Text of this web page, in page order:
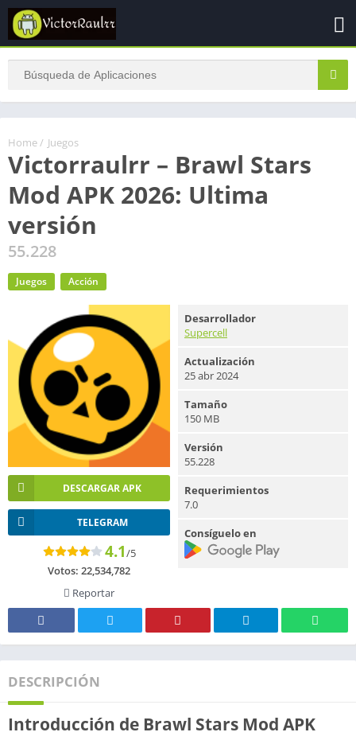
Home / Juegos
Victorraulrr – Brawl Stars
Mod APK 2026: Ultima
versión
55.228
Juegos Acción
DESCARGAR APK
TELEGRAM
4.1/5
Votos: 22,534,782
Reportar
Desarrollador
Supercell
Actualización
25 abr 2024
Tamaño
150 MB
Versión
55.228
Requerimientos
7.0
Consíguelo en
DESCRIPCIÓN
Introducción de Brawl Stars Mod APK